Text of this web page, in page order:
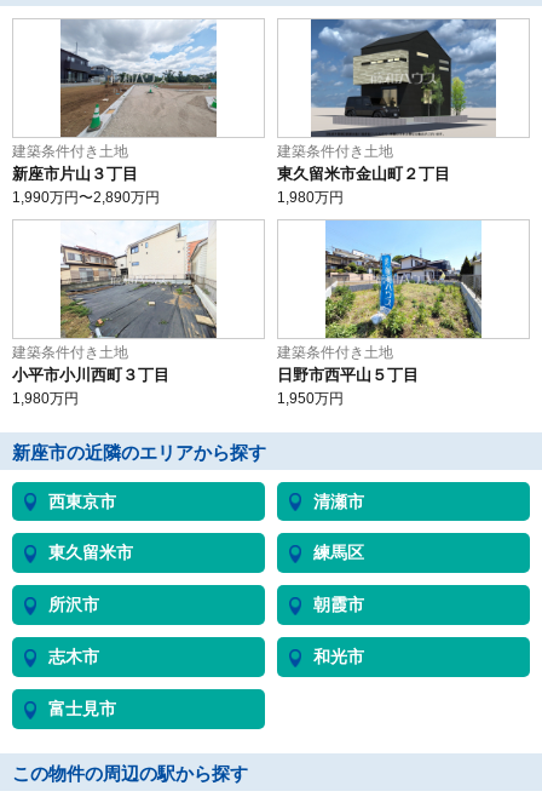
建築条件付き土地
新座市片山３丁目
1,990万円〜2,890万円
建築条件付き土地
東久留米市金山町２丁目
1,980万円
建築条件付き土地
小平市小川西町３丁目
1,980万円
建築条件付き土地
日野市西平山５丁目
1,950万円
新座市の近隣のエリアから探す
西東京市 清瀬市
東久留米市 練馬区
所沢市 朝霞市
志木市 和光市
富士見市
この物件の周辺の駅から探す